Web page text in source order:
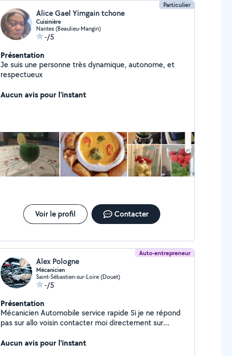
Particulier
Alice Gael Yimgain tchone
Cuisinière
Nantes (Beaulieu-Mangin)
-/5
Présentation
Je suis une personne très dynamique, autonome, et
respectueux
Aucun avis pour l'instant
Voir le profil Contacter
Auto-entrepreneur
Alex Pologne
Mécanicien
Saint-Sébastien-sur-Loire (Douet)
-/5
Présentation
Mécanicien Automobile service rapide Si je ne répond
pas sur allo voisin contacter moi directement sur
Aucun avis pour l'instant